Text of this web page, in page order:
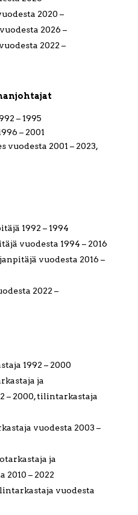
2020 –
2026 –
2022 –
– 1995
– 2001
vuodesta 2001 – 2023,
1992 – 1994
vuodesta 1994 – 2016
vuodesta 2016 –
2022 –
1992 – 2000
ja
– 2000, tilintarkastaja
vuodesta 2003 –
ja
– 2022
vuodesta